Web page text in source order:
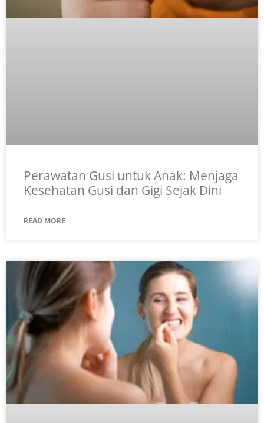
Perawatan Gusi untuk Anak: Menjaga
Kesehatan Gusi dan Gigi Sejak Dini
READ MORE